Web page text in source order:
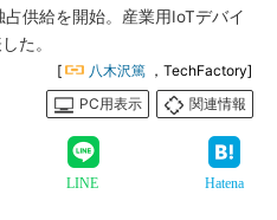
供給を開始。産業用IoTデバイ
た。
[ 八木沢篤 ，TechFactory]
PC用表示
関連情報
LINE Hatena